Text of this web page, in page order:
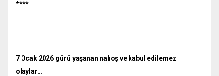
****
7 Ocak 2026 günü yaşanan nahoş ve kabul edilemez
olaylar...